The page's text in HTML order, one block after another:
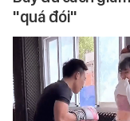
"quá đói"